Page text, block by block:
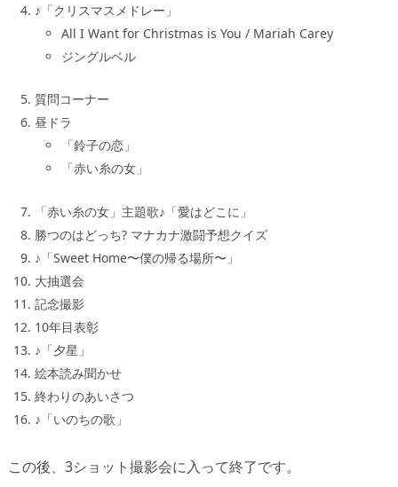
♪「クリスマスメドレー」
All I Want for Christmas is You / Mariah Carey
ジングルベル
質問コーナー
昼ドラ
「鈴子の恋」
「赤い糸の女」
「赤い糸の女」主題歌♪「愛はどこに」
勝つのはどっち? マナカナ激闘予想クイズ
♪「Sweet Home〜僕の帰る場所〜」
大抽選会
記念撮影
10年目表彰
♪「夕星」
絵本読み聞かせ
終わりのあいさつ
♪「いのちの歌」
この後、3ショット撮影会に入って終了です。